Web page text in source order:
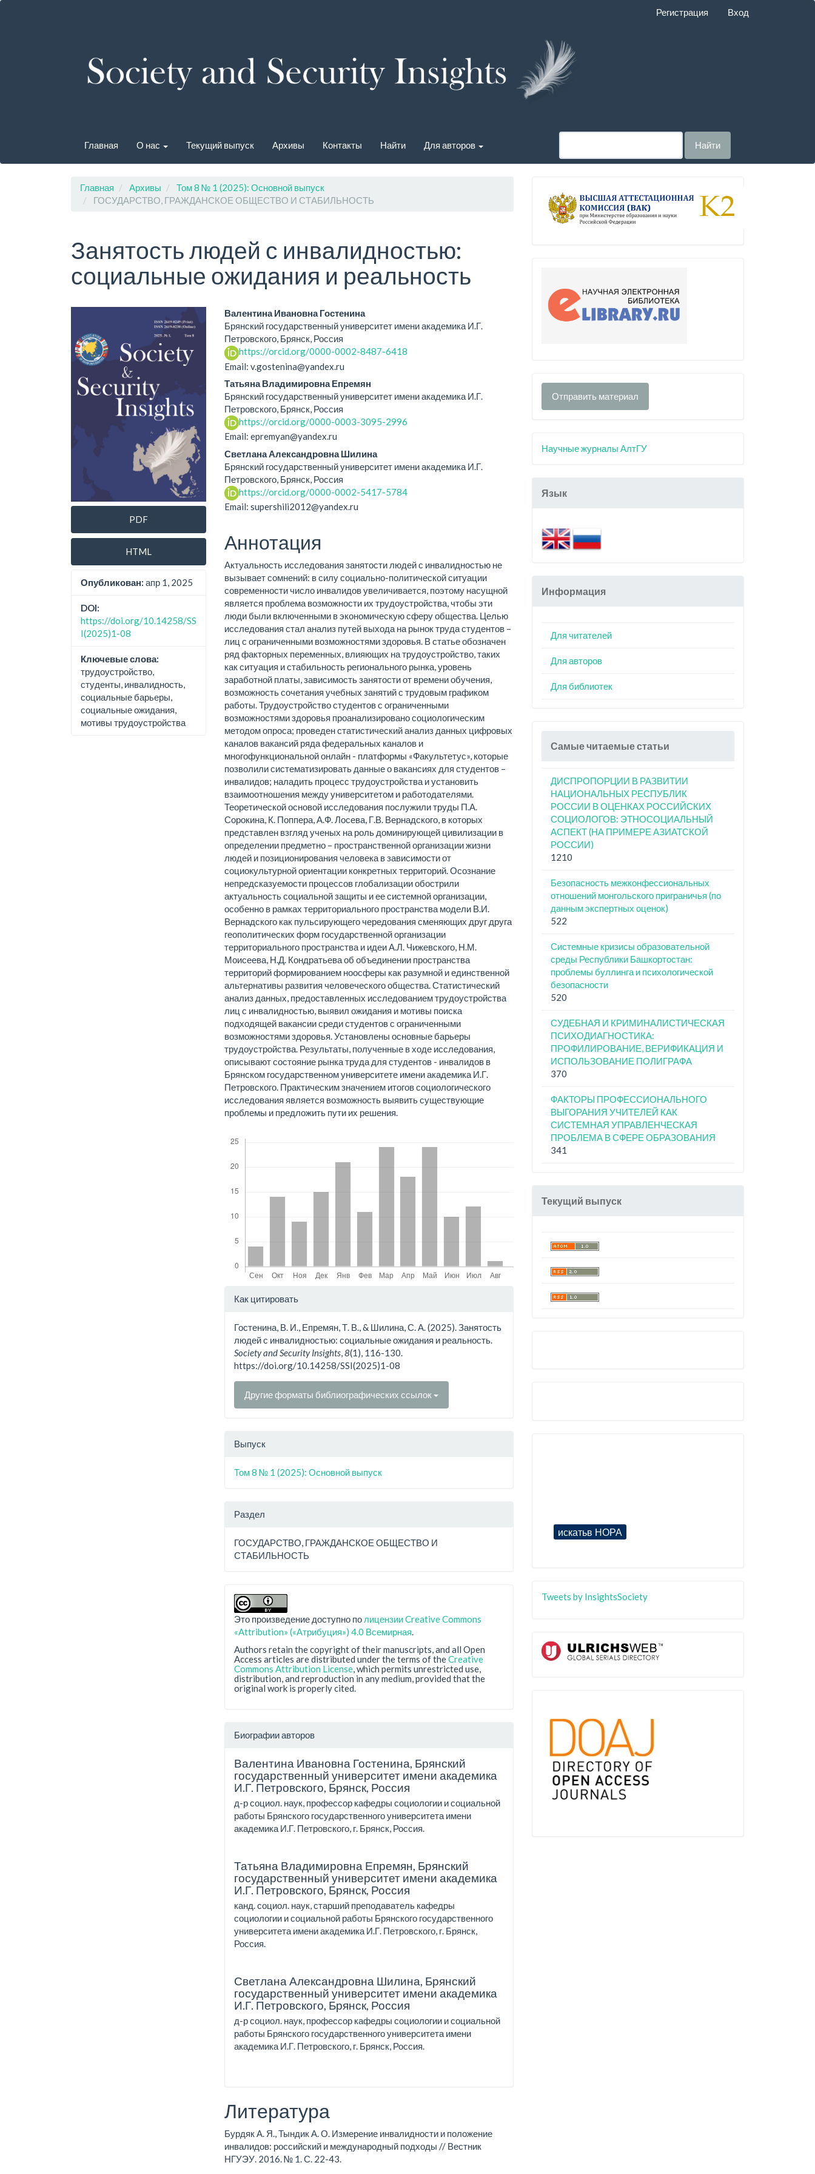
Быстрый
Регистрация Вход
Главная О нас Текущий выпуск Архивы Контакты Найти Для авторов Найти
Главная Архивы
Том 8 № 1 (2025): Основной выпуск
ГОСУДАРСТВО, ГРАЖДАНСКОЕ ОБЩЕСТВО И СТАБИЛЬНОСТЬ
Занятость людей с инвалидностью:
социальные ожидания и реальность
боковой
панели
PDF
HTML
Опубликован: апр 1, 2025
DOI:
https://doi.org/10.14258/SS
I(2025)1-08
Ключевые слова:
трудоустройство,
студенты, инвалидность,
социальные барьеры,
социальные ожидания,
мотивы трудоустройства
Основное
содержание
статьи
Валентина Ивановна Гостенина
Брянский государственный университет имени академика И.Г.
Петровского, Брянск, Россия
https://orcid.org/0000-0002-8487-6418
Email: v.gostenina@yandex.ru
Татьяна Владимировна Епремян
Брянский государственный университет имени академика И.Г.
Петровского, Брянск, Россия
https://orcid.org/0000-0003-3095-2996
Email: epremyan@yandex.ru
Светлана Александровна Шилина
Брянский государственный университет имени академика И.Г.
Петровского, Брянск, Россия
https://orcid.org/0000-0002-5417-5784
Email: supershili2012@yandex.ru
Аннотация
Актуальность исследования занятости людей с инвалидностью не
вызывает сомнений: в силу социально-политической ситуации
современности число инвалидов увеличивается, поэтому насущной
является проблема возможности их трудоустройства, чтобы эти
люди были включенными в экономическую сферу общества. Целью
исследования стал анализ путей выхода на рынок труда студентов –
лиц с ограниченными возможностями здоровья. В статье обозначен
ряд факторных переменных, влияющих на трудоустройство, таких
как ситуация и стабильность регионального рынка, уровень
заработной платы, зависимость занятости от времени обучения,
возможность сочетания учебных занятий с трудовым графиком
работы. Трудоустройство студентов с ограниченными
возможностями здоровья проанализировано социологическим
методом опроса; проведен статистический анализ данных цифровых
каналов вакансий ряда федеральных каналов и
многофункциональной онлайн - платформы «Факультетус», которые
позволили систематизировать данные о вакансиях для студентов –
инвалидов; наладить процесс трудоустройства и установить
взаимоотношения между университетом и работодателями.
Теоретической основой исследования послужили труды П.А.
Сорокина, К. Поппера, А.Ф. Лосева, Г.В. Вернадского, в которых
представлен взгляд ученых на роль доминирующей цивилизации в
определении предметно – пространственной организации жизни
людей и позиционирования человека в зависимости от
социокультурной ориентации конкретных территорий. Осознание
непредсказуемости процессов глобализации обострили
актуальность социальной защиты и ее системной организации,
особенно в рамках территориального пространства модели В.И.
Вернадского как пульсирующего чередования сменяющих друг друга
геополитических форм государственной организации
территориального пространства и идеи А.Л. Чижевского, Н.М.
Моисеева, Н.Д. Кондратьева об объединении пространства
территорий формированием ноосферы как разумной и единственной
альтернативы развития человеческого общества. Статистический
анализ данных, предоставленных исследованием трудоустройства
лиц с инвалидностью, выявил ожидания и мотивы поиска
подходящей вакансии среди студентов с ограниченными
возможностями здоровья. Установлены основные барьеры
трудоустройства. Результаты, полученные в ходе исследования,
описывают состояние рынка труда для студентов - инвалидов в
Брянском государственном университете имени академика И.Г.
Петровского. Практическим значением итогов социологического
исследования является возможность выявить существующие
проблемы и предложить пути их решения.
Детали
Как цитировать
Гостенина, В. И., Епремян, Т. В., & Шилина, С. А. (2025). Занятость
людей с инвалидностью: социальные ожидания и реальность.
Society and Security Insights,8(1), 116-130.
https://doi.org/10.14258/SSI(2025)1-08
Другие форматы библиографических ссылок
Выпуск
Том 8 № 1 (2025): Основной выпуск
Раздел
ГОСУДАРСТВО, ГРАЖДАНСКОЕ ОБЩЕСТВО И
СТАБИЛЬНОСТЬ
Это произведение доступно по лицензии Creative Commons
«Attribution» («Атрибуция») 4.0 Всемирная.
Authors retain the copyright of their manuscripts, and all Open
Access articles are distributed under the terms of theCreative
Commons Attribution License, which permits unrestricted use,
distribution, and reproduction in any medium, provided that the
original work is properly cited.
Биографии авторов
Валентина Ивановна Гостенина, Брянский
государственный университет имени академика
И.Г. Петровского, Брянск, Россия
д-р социол. наук, профессор кафедры социологии и социальной
работы Брянского государственного университета имени
академика И.Г. Петровского, г. Брянск, Россия.
Татьяна Владимировна Епремян, Брянский
государственный университет имени академика
И.Г. Петровского, Брянск, Россия
канд. социол. наук, старший преподаватель кафедры
социологии и социальной работы Брянского государственного
университета имени академика И.Г. Петровского, г. Брянск,
Россия.
Светлана Александровна Шилина, Брянский
государственный университет имени академика
И.Г. Петровского, Брянск, Россия
д-р социол. наук, профессор кафедры социологии и социальной
работы Брянского государственного университета имени
академика И.Г. Петровского, г. Брянск, Россия.
Литература
Бурдяк А. Я., Тындик А. О. Измерение инвалидности и положение
инвалидов: российский и международный подходы // Вестник
НГУЭУ. 2016. № 1. С. 22-43.
Отправить материал
Научные журналы АлтГУ
Язык
Информация
Для читателей
Для авторов
Для библиотек
Самые читаемые статьи
ДИСПРОПОРЦИИ В РАЗВИТИИ
НАЦИОНАЛЬНЫХ РЕСПУБЛИК
РОССИИ В ОЦЕНКАХ РОССИЙСКИХ
СОЦИОЛОГОВ: ЭТНОСОЦИАЛЬНЫЙ
АСПЕКТ (НА ПРИМЕРЕ АЗИАТСКОЙ
РОССИИ)
1210
Безопасность межконфессиональных
отношений монгольского приграничья (по
данным экспертных оценок)
522
Системные кризисы образовательной
среды Республики Башкортостан:
проблемы буллинга и психологической
безопасности
520
СУДЕБНАЯ И КРИМИНАЛИСТИЧЕСКАЯ
ПСИХОДИАГНОСТИКА:
ПРОФИЛИРОВАНИЕ, ВЕРИФИКАЦИЯ И
ИСПОЛЬЗОВАНИЕ ПОЛИГРАФА
370
ФАКТОРЫ ПРОФЕССИОНАЛЬНОГО
ВЫГОРАНИЯ УЧИТЕЛЕЙ КАК
СИСТЕМНАЯ УПРАВЛЕНЧЕСКАЯ
ПРОБЛЕМА В СФЕРЕ ОБРАЗОВАНИЯ
341
Текущий выпуск
Tweets by InsightsSociety